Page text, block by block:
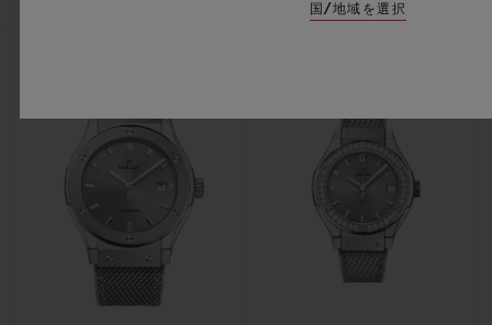
国/地域を選択